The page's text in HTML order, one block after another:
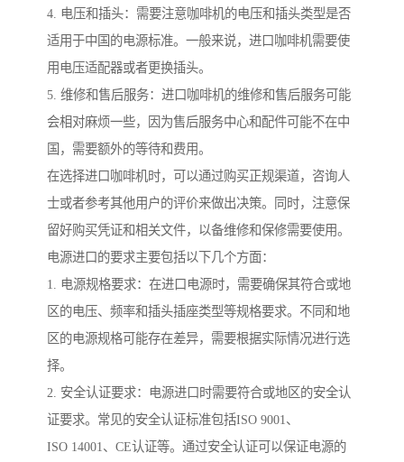
4. 电压和插头：需要注意咖啡机的电压和插头类型是否
适用于中国的电源标准。一般来说，进口咖啡机需要使
用电压适配器或者更换插头。
5. 维修和售后服务：进口咖啡机的维修和售后服务可能
会相对麻烦一些，因为售后服务中心和配件可能不在中
国，需要额外的等待和费用。
在选择进口咖啡机时，可以通过购买正规渠道，咨询人
士或者参考其他用户的评价来做出决策。同时，注意保
留好购买凭证和相关文件，以备维修和保修需要使用。
电源进口的要求主要包括以下几个方面：
1. 电源规格要求：在进口电源时，需要确保其符合或地
区的电压、频率和插头插座类型等规格要求。不同和地
区的电源规格可能存在差异，需要根据实际情况进行选
择。
2. 安全认证要求：电源进口时需要符合或地区的安全认
证要求。常见的安全认证标准包括ISO 9001、
ISO 14001、CE认证等。通过安全认证可以保证电源的